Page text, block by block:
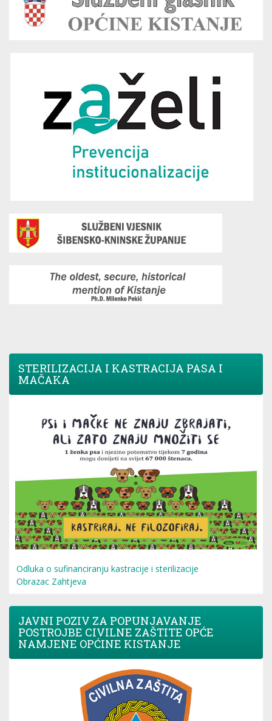
STERILIZACIJA I KASTRACIJA PASA I
MAČAKA
Odluka o sufinanciranju kastracije i sterilizacije
Obrazac Zahtjeva
JAVNI POZIV ZA POPUNJAVANJE
POSTROJBE CIVILNE ZAŠTITE OPĆE
NAMJENE OPĆINE KISTANJE